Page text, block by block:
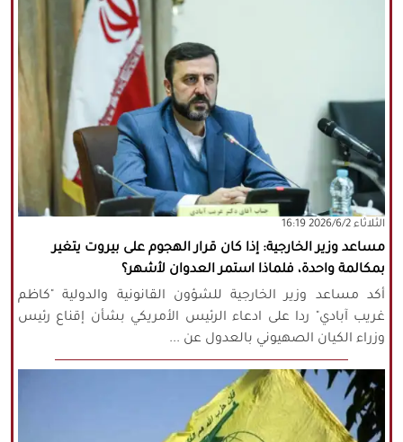
‫‫الثلاثاء‬‬ 2026/6/2 16:19
مساعد وزير الخارجية: إذا كان قرار الهجوم على بيروت يتغير
بمكالمة واحدة، فلماذا استمر العدوان لأشهر؟
أكد مساعد وزير الخارجية للشؤون القانونية والدولية "كاظم
غريب آبادي" ردا على ادعاء الرئيس الأمريكي بشأن إقناع رئيس
وزراء الكيان الصهيوني بالعدول عن ...